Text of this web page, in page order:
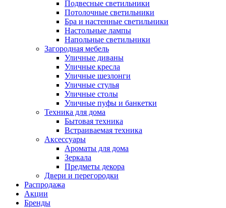
Подвесные светильники
Потолочные светильники
Бра и настенные светильники
Настольные лампы
Напольные светильники
Загородная мебель
Уличные диваны
Уличные кресла
Уличные шезлонги
Уличные стулья
Уличные столы
Уличные пуфы и банкетки
Техника для дома
Бытовая техника
Встраиваемая техника
Аксессуары
Ароматы для дома
Зеркала
Предметы декора
Двери и перегородки
Распродажа
Акции
Бренды